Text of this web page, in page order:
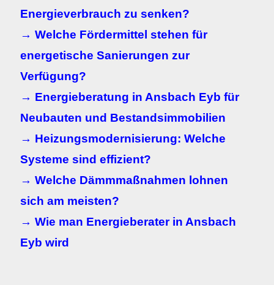
Energieverbrauch zu senken?
→ Welche Fördermittel stehen für
energetische Sanierungen zur
Verfügung?
→ Energieberatung in Ansbach Eyb für
Neubauten und Bestandsimmobilien
→ Heizungsmodernisierung: Welche
Systeme sind effizient?
→ Welche Dämmmaßnahmen lohnen
sich am meisten?
→ Wie man Energieberater in Ansbach
Eyb wird